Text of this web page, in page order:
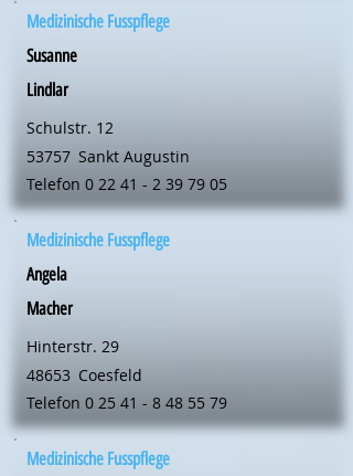
Medizinische Fusspflege
Susanne
Lindlar
Schulstr. 12
53757 Sankt Augustin
Telefon 0 22 41 - 2 39 79 05
Medizinische Fusspflege
Angela
Macher
Hinterstr. 29
48653 Coesfeld
Telefon 0 25 41 - 8 48 55 79
Medizinische Fusspflege